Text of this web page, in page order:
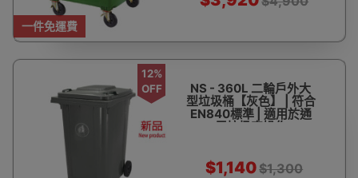
一件免運費
12%
OFF
NS - 360L 二輪戶外大
型垃圾桶【灰色】 | 符合
EN840標準 | 適用於通
用垃圾車操作
$1,140$1,300